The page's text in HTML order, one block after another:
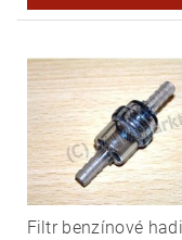
Filtr benzínové